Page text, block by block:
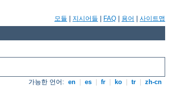
모듈 지시어들 FAQ 용어 사이트맵
가능한 언어: en es fr ko tr zh-cn